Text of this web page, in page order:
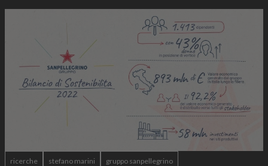
ricerche stefano marini gruppo sanpellegrino